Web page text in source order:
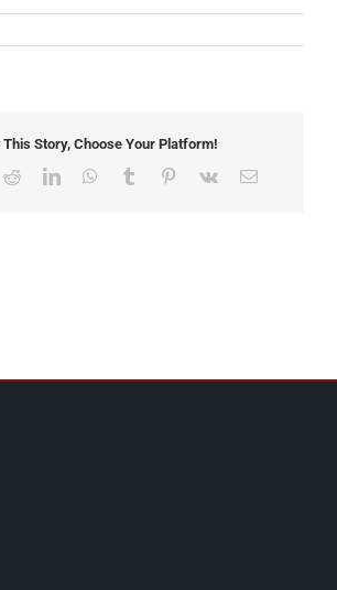
This Story, Choose Your Platform!
RedditLinkedInWhatsApp
Tumblr Pinterest
Vk Email